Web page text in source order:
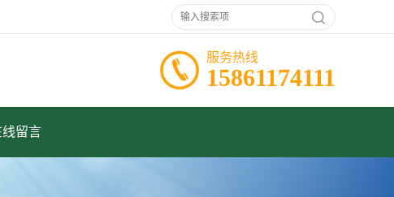
服务热线
15861174111
线留言